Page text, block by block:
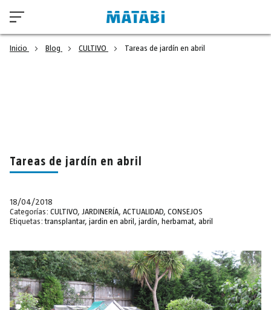
Inicio Blog CULTIVO Tareas de jardín en abril
Tareas de jardín en abril
18/04/2018
Categorías: CULTIVO, JARDINERÍA, ACTUALIDAD, CONSEJOS
Etiquetas: transplantar, jardin en abril , jardín, herbamat, abril